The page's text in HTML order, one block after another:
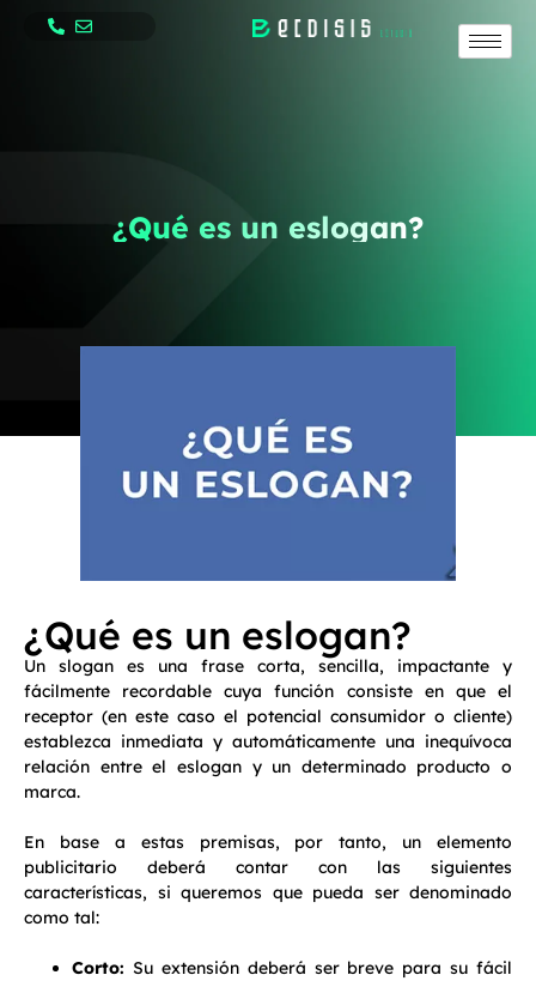
¿Qué es un eslogan?
¿Qué es un eslogan?
Un slogan es una frase corta, sencilla, impactante y
fácilmente recordable cuya función consiste en que el
receptor (en este caso el potencial consumidor o cliente)
establezca inmediata y automáticamente una inequívoca
relación entre el eslogan y un determinado producto o
marca.
En base a estas premisas, por tanto, un elemento
publicitario deberá contar con las siguientes
características, si queremos que pueda ser denominado
como tal:
Corto: Su extensión deberá ser breve para su fácil